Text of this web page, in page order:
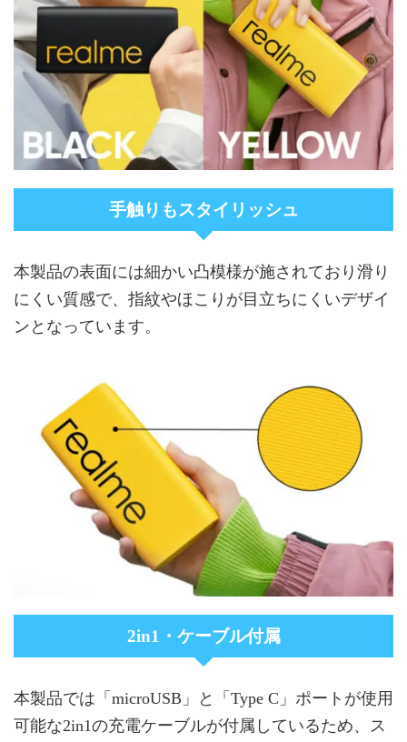
手触りもスタイリッシュ
本製品の表面には細かい凸模様が施されており滑り
にくい質感で、指紋やほこりが目立ちにくいデザイ
ンとなっています。
2in1・ケーブル付属
本製品では「microUSB」と「Type C」ポートが使用
可能な2in1の充電ケーブルが付属しているため、ス